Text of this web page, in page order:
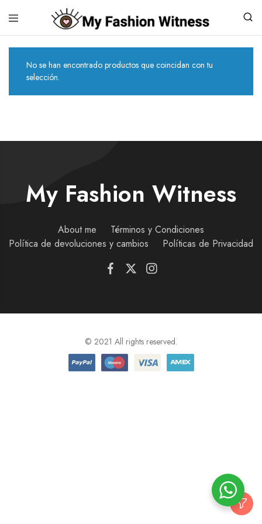
No se han encontrado productos que coincidan con tu
selección.
My Fashion Witness
About me
Términos y Condiciones
Política de devoluciones y cambios
Políticas de Privacidad
© 2021 All rights reserved.